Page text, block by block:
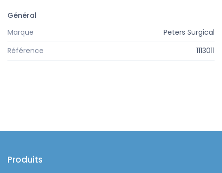
Général
Marque
Peters Surgical
Référence
1113011
Produits